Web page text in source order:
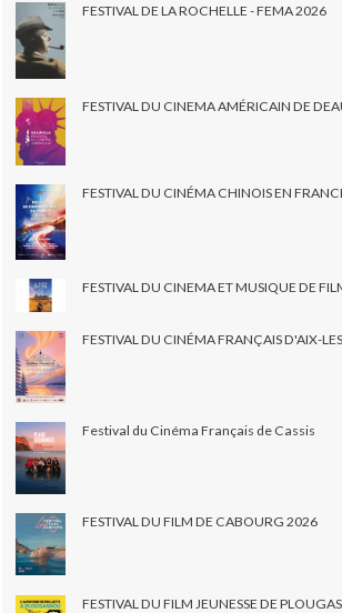
FESTIVAL DE LA ROCHELLE - FEMA 2026
FESTIVAL DU CINEMA AMÉRICAIN DE
FESTIVAL DU CINÉMA CHINOIS EN
FESTIVAL DU CINEMA ET MUSIQUE DE
FESTIVAL DU CINÉMA FRANÇAIS D'AIX-
Festival du Cinéma Français de Cassis
FESTIVAL DU FILM DE CABOURG 2026
FESTIVAL DU FILM JEUNESSE DE